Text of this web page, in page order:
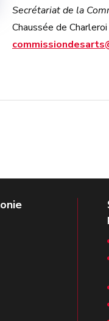
Secrétariat de la
Chaussée de